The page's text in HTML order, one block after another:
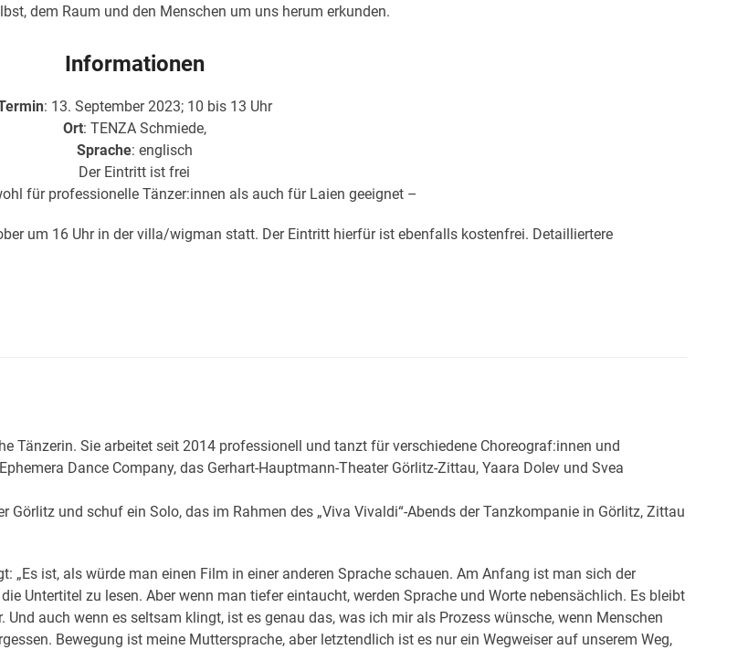
dem Raum und den Menschen um uns herum erkunden.
Informationen
: 13. September 2023; 10 bis 13 Uhr
Ort: TENZA Schmiede,
Sprache: englisch
Der Eintritt ist frei
für professionelle Tänzer:innen als auch für Laien geeignet –
um 16 Uhr in der villa/wigman statt. Der Eintritt hierfür ist ebenfalls kostenfrei. Detailliertere
Tänzerin. Sie arbeitet seit 2014 professionell und tanzt für verschiedene Choreograf:innen und
Dance Company, das Gerhart-Hauptmann-Theater Görlitz-Zittau, Yaara Dolev und Svea
und schuf ein Solo, das im Rahmen des „Viva Vivaldi“-Abends der Tanzkompanie in Görlitz, Zittau
„Es ist, als würde man einen Film in einer anderen Sprache schauen. Am Anfang ist man sich der
Untertitel zu lesen. Aber wenn man tiefer eintaucht, werden Sprache und Worte nebensächlich. Es bleibt
auch wenn es seltsam klingt, ist es genau das, was ich mir als Prozess wünsche, wenn Menschen
Bewegung ist meine Muttersprache, aber letztendlich ist es nur ein Wegweiser auf unserem Weg,